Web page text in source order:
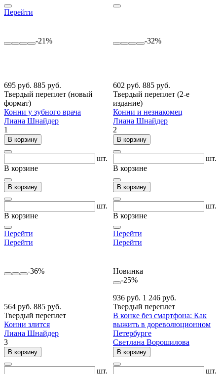
Перейти
-21%
695 руб. 885 руб.
Твердый переплет (новый
формат)
Конни у зубного врача
Лиана Шнайдер
1
В корзину
шт.
В корзине
В корзину
шт.
В корзине
Перейти
Перейти
-32%
602 руб. 885 руб.
Твердый переплет (2-е
издание)
Конни и незнакомец
Лиана Шнайдер
2
В корзину
шт.
В корзине
В корзину
шт.
В корзине
Перейти
Перейти
-36%
564 руб. 885 руб.
Твердый переплет
Конни злится
Лиана Шнайдер
3
В корзину
шт.
Новинка
-25%
936 руб. 1 246 руб.
Твердый переплет
В конке без смартфона: Как
выжить в дореволюционном
Петербурге
Светлана Ворошилова
В корзину
шт.